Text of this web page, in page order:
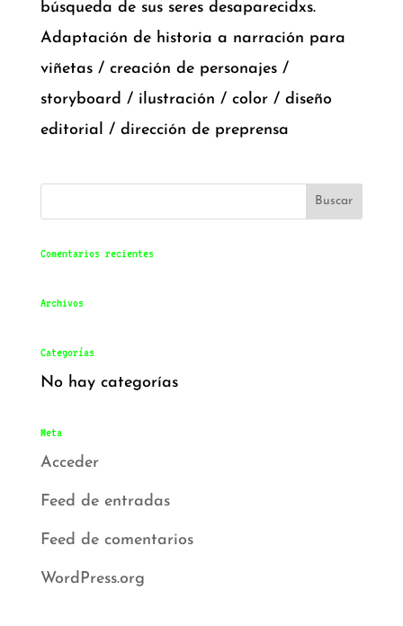
búsqueda de sus seres desaparecidxs.
Adaptación de historia a narración para
viñetas / creación de personajes /
storyboard / ilustración / color / diseño
editorial / dirección de preprensa
Comentarios recientes
Archivos
Categorías
No hay categorías
Meta
Acceder
Feed de entradas
Feed de comentarios
WordPress.org